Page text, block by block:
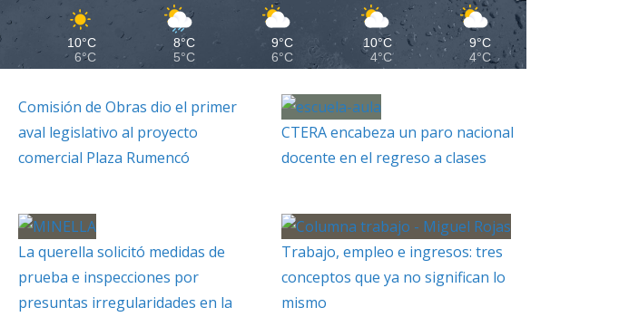
10°C
6°C
8°C
5°C
9°C
6°C
10°C
4°C
9°C
4°C
Comisión de Obras dio el primer
aval legislativo al proyecto
comercial Plaza Rumencó
CTERA encabeza un paro nacional
docente en el regreso a clases
La querella solicitó medidas de
prueba e inspecciones por
presuntas irregularidades en la
Trabajo, empleo e ingresos: tres
conceptos que ya no significan lo
mismo